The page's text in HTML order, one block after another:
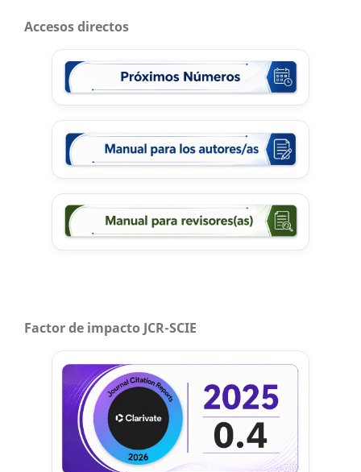
Accesos directos
Factor de impacto JCR-SCIE